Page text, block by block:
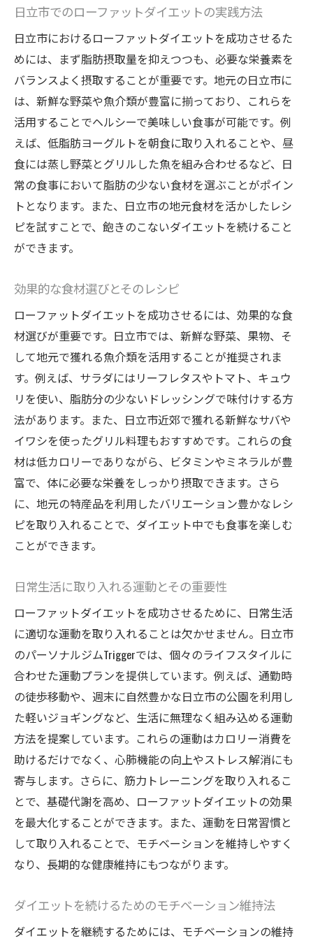
日立市でのローファットダイエットの実践方法
日立市におけるローファットダイエットを成功させるた
めには、まず脂肪摂取量を抑えつつも、必要な栄養素を
バランスよく摂取することが重要です。地元の日立市に
は、新鮮な野菜や魚介類が豊富に揃っており、これらを
活用することでヘルシーで美味しい食事が可能です。例
えば、低脂肪ヨーグルトを朝食に取り入れることや、昼
食には蒸し野菜とグリルした魚を組み合わせるなど、日
常の食事において脂肪の少ない食材を選ぶことがポイン
トとなります。また、日立市の地元食材を活かしたレシ
ピを試すことで、飽きのこないダイエットを続けること
ができます。
効果的な食材選びとそのレシピ
ローファットダイエットを成功させるには、効果的な食
材選びが重要です。日立市では、新鮮な野菜、果物、そ
して地元で獲れる魚介類を活用することが推奨されま
す。例えば、サラダにはリーフレタスやトマト、キュウ
リを使い、脂肪分の少ないドレッシングで味付けする方
法があります。また、日立市近郊で獲れる新鮮なサバや
イワシを使ったグリル料理もおすすめです。これらの食
材は低カロリーでありながら、ビタミンやミネラルが豊
富で、体に必要な栄養をしっかり摂取できます。さら
に、地元の特産品を利用したバリエーション豊かなレシ
ピを取り入れることで、ダイエット中でも食事を楽しむ
ことができます。
日常生活に取り入れる運動とその重要性
ローファットダイエットを成功させるために、日常生活
に適切な運動を取り入れることは欠かせません。日立市
のパーソナルジムTriggerでは、個々のライフスタイルに
合わせた運動プランを提供しています。例えば、通勤時
の徒歩移動や、週末に自然豊かな日立市の公園を利用し
た軽いジョギングなど、生活に無理なく組み込める運動
方法を提案しています。これらの運動はカロリー消費を
助けるだけでなく、心肺機能の向上やストレス解消にも
寄与します。さらに、筋力トレーニングを取り入れるこ
とで、基礎代謝を高め、ローファットダイエットの効果
を最大化することができます。また、運動を日常習慣と
して取り入れることで、モチベーションを維持しやすく
なり、長期的な健康維持にもつながります。
ダイエットを続けるためのモチベーション維持法
ダイエットを継続するためには、モチベーションの維持